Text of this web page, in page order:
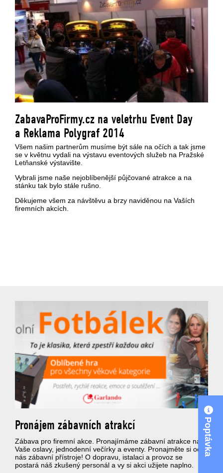
ZabavaProFirmy.cz na veletrhu Event Day
a Reklama Polygraf 2014
Všem našim partnerům musíme být sále na očích a tak jsme
se v květnu vydali na výstavu eventových služeb na Pražské
Letňanské výstavište.
Vybrali jsme naše nejoblíbenější půjčované atrakce a na
stánku tak bylo stále rušno.
Děkujeme všem za návštěvu a brzy naviděnou na Vaších
firemních akcích.
Pronájem zábavních atrakcí
Zábava pro firemní akce. Pronajímáme zábavní atrakce na
Vaše oslavy, jednodenní večírky a eventy. Pronajměte si od
nás zábavní přístroje! O dopravu, istalaci a provoz se
postará náš zkušený personál a vy si akci užijete naplno.
Poptávka